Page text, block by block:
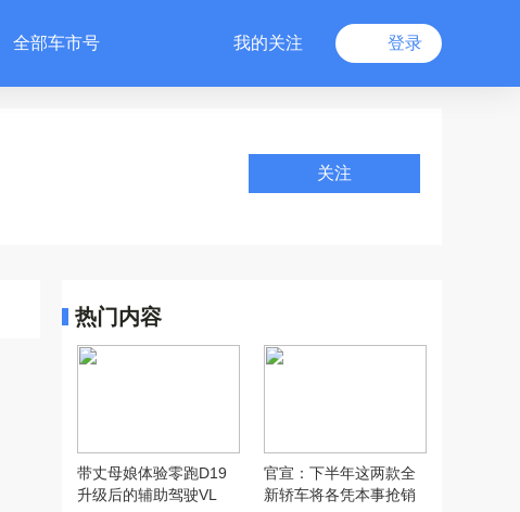
全部车市号 我的关注 登录
关注
热门内容
带丈母娘体验零跑D19
升级后的辅助驾驶VL
官宣：下半年这两款全
新轿车将各凭本事抢销